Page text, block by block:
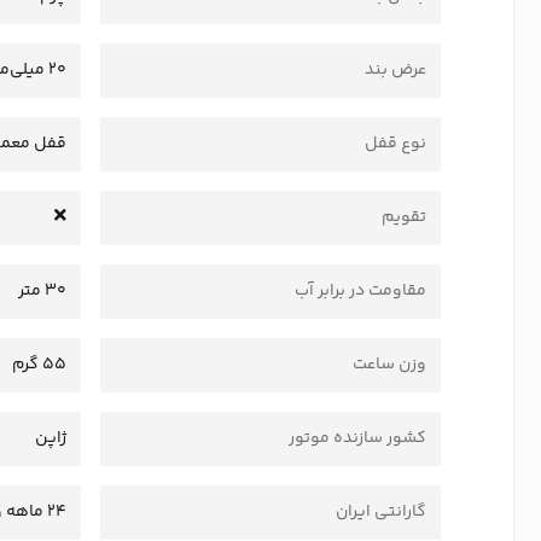
عرض بند 20 میلی‌متر
نوع قفل قفل
تقویم
مقاومت در برابر آب 30 متر
وزن ساعت 55 گرم
کشور سازنده موتور ژاپن
گارانتی ایران 24 ماهه وستا سرویس